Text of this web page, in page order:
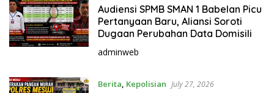
2026
Audiensi SPMB SMAN 1 Babelan Picu
Pertanyaan Baru, Aliansi Soroti
Dugaan Perubahan Data Domisili
adminweb
Berita, Kepolisian July 27, 2026